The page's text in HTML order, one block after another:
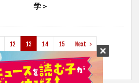
学＞
12 13 14 15 Next